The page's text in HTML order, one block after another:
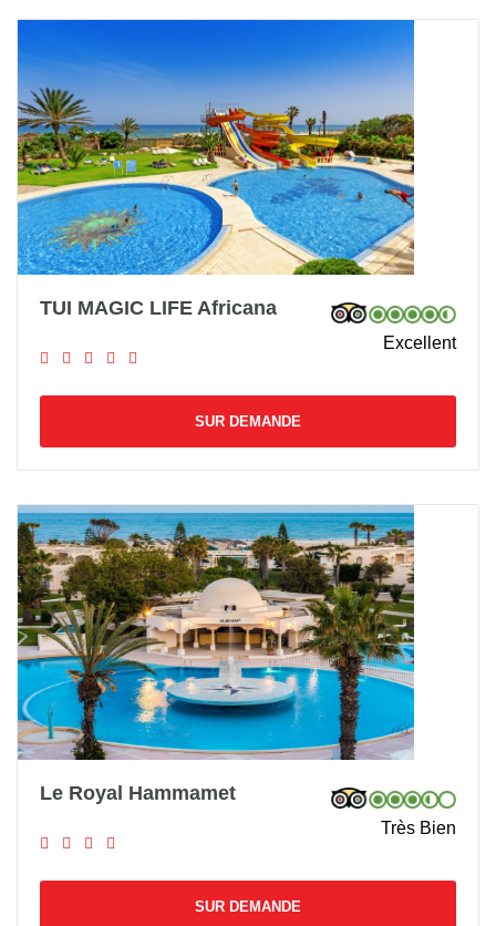
TUI MAGIC LIFE Africana
Excellent
SUR DEMANDE
Le Royal Hammamet
Très Bien
SUR DEMANDE